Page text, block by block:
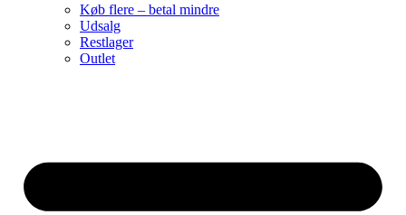
Køb flere – betal mindre
Udsalg
Restlager
Outlet